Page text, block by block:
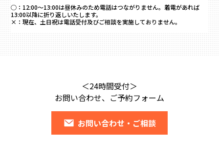
○： 12:00～13:00は昼休みのため電話はつながりません。着電があれば
13:00以降に折り返しいたします。
×： 現在、土日祝は電話受付及びご相談を実施しておりません。
＜24時間受付＞
お問い合わせ、ご予約フォーム
お問い合わせ・ご相談